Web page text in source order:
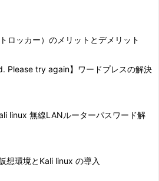
ロッカー）のメリットとデメリット
Please try again】ワードプレスの解決
linux 無線LANルーターパスワード解
想環境とKali linux の導入